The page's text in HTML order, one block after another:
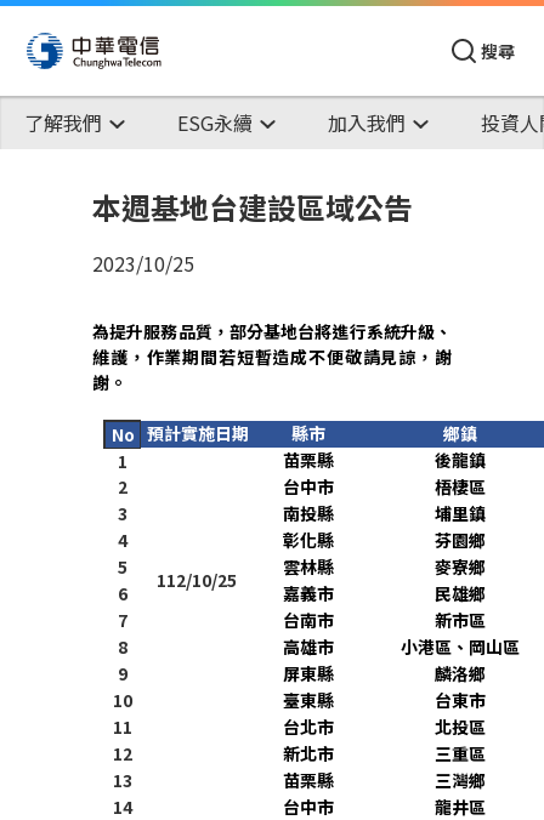
搜尋
了解我們 ESG永續 加入我們 投資
本週基地台建設區域公告
2023/10/25
為提升服務品質，部分基地台將進行系統升級、
維護，作業期間若短暫造成不便敬請見諒，謝
謝。
No 預計實施日期 縣市
鄉鎮
1
112/10/25
苗栗縣
後龍鎮
2
台中市
梧棲區
3
南投縣
埔里鎮
4
彰化縣
芬園鄉
5
雲林縣
麥寮鄉
6
嘉義市
民雄鄉
7
台南市
新市區
8
高雄市
小港區、岡山區
9
屏東縣
麟洛鄉
10
臺東縣
台東市
11
台北市
北投區
12
新北市
三重區
13
苗栗縣
三灣鄉
14
台中市
龍井區